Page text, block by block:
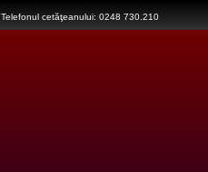
Telefonul cetăţeanului: 0248 730.210